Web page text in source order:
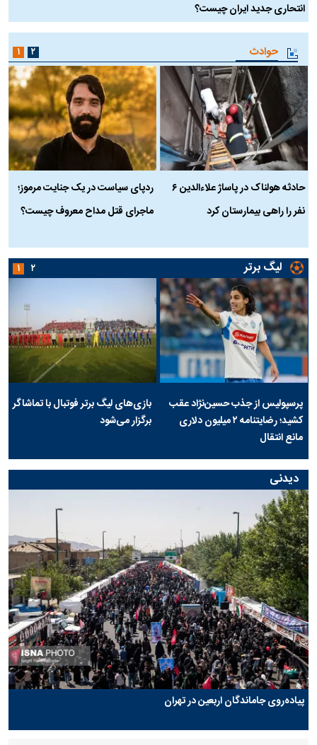
انتحاری جدید ایران چیست؟
حوادث
حادثه هولناک در پاساژ علاءالدین ۶
نفر را راهی بیمارستان کرد
ردپای سیاست در یک جنایت مرموز؛
ماجرای قتل مداح معروف چیست؟
۱ ۲
لیگ برتر
پرسپولیس از جذب حسین‌نژاد عقب
کشید؛ رضایتنامه ۲ میلیون دلاری
مانع انتقال
بازی‌های لیگ برتر فوتبال با تماشاگر
برگزار می‌شود
۱ ۲
دیدنی
پیاده‌روی جاماندگان اربعین در تهران